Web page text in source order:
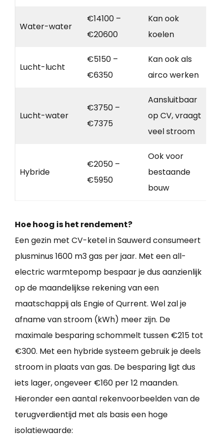
Water-water
€14100 –
€20600
Kan ook
koelen
Lucht-lucht
€5150 –
€6350
Kan ook als
airco werken
Lucht-water
€3750 –
€7375
Aansluitbaar
op CV, vraagt
veel stroom
Hybride
€2050 –
€5950
Ook voor
bestaande
bouw
Hoe hoog is het rendement?
Een gezin met CV-ketel in Sauwerd consumeert
plusminus 1600 m3 gas per jaar. Met een all-
electric warmtepomp bespaar je dus aanzienlijk
op de maandelijkse rekening van een
maatschappij als Engie of Qurrent. Wel zal je
afname van stroom (kWh) meer zijn. De
maximale besparing schommelt tussen €215 tot
€300. Met een hybride systeem gebruik je deels
stroom in plaats van gas. De besparing ligt dus
iets lager, ongeveer €160 per 12 maanden.
Hieronder een aantal rekenvoorbeelden van de
terugverdientijd met als basis een hoge
isolatiewaarde: